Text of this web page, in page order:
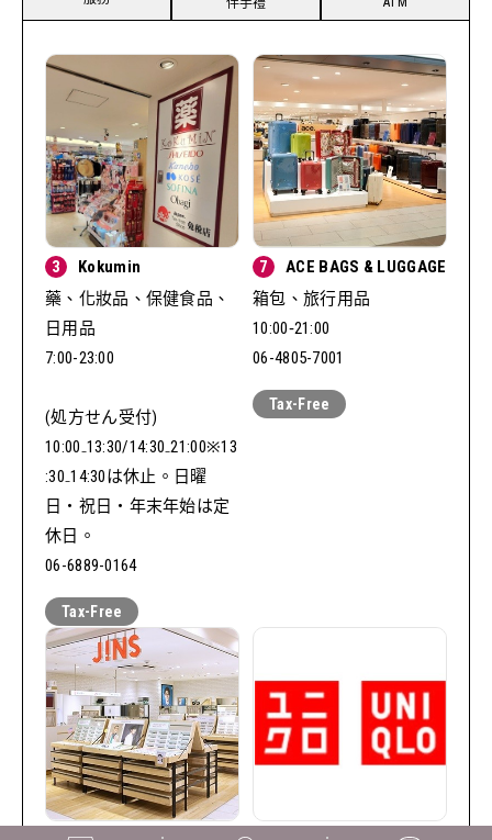
伴手禮
3
Kokumin
藥、化妝品、保健食品、
日用品
7:00-23:00
(処方せん受付)
10:00₋13:30/14:30₋21:00※13
:30₋14:30は休止。日曜
日・祝日・年末年始は定
休日。
06-6889-0164
7
ACE BAGS & LUGGAGE
箱包、旅行用品
10:00‐21:00
06-4805-7001